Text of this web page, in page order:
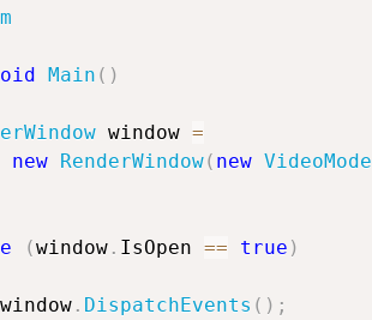
Main ( )
window =
new RenderWindow( new VideoMode
(window. IsOpen == true )
                window
. DispatchEvents ( ) ;